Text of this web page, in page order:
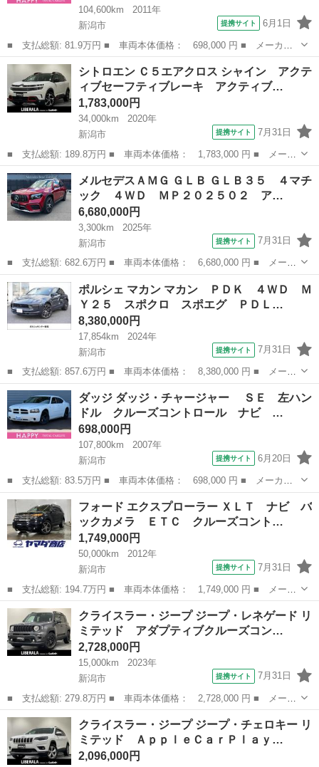
104,600km
2011年
新潟市
提携サイト 6月1日
■ 支払総額: 81.9万円 ■ 車両本体価格： 698,000 円 ■ メーカー
名： クライスラー・ジープ ■ 車種名： ジープ・パトリオット
■ グレード名： スポーツ 後期モデル ４ＷＤ ルーフレール ナ
ビ フルセグ...
新潟 新潟市 その他
シトロエン Ｃ５エアクロス シャイン アクテ
ィブセーフティブレーキ アクティブ…
1,783,000円
34,000km
2020年
新潟市
提携サイト 7月31日
■ 支払総額: 189.8万円 ■ 車両本体価格： 1,783,000 円 ■ メーカ
ー名： シトロエン ■ 車種名： Ｃ５エアクロス ■ グレード
名： シャイン アクティブセーフティブレーキ アクティブクルー
ズコントロー...
新潟 新潟市
メルセデスＡＭＧ ＧＬＢ ＧＬＢ３５ ４マチ
ック ４ＷＤ ＭＰ２０２５０２ ア…
6,680,000円
3,300km
2025年
新潟市
提携サイト 7月31日
■ 支払総額: 682.6万円 ■ 車両本体価格： 6,680,000 円 ■ メーカ
ー名： メルセデスＡＭＧ ■ 車種名： ＧＬＢ ■ グレード名：
ＧＬＢ３５ ４マチック ４ＷＤ ＭＰ２０２５０２ アドバンスド
パッケー...
新潟 新潟市
ポルシェ マカン マカン ＰＤＫ ４ＷＤ Ｍ
Ｙ２５ スポクロ スポエグ ＰＤＬ…
8,380,000円
17,854km
2024年
新潟市
提携サイト 7月31日
■ 支払総額: 857.6万円 ■ 車両本体価格： 8,380,000 円 ■ メーカ
ー名： ポルシェ ■ 車種名： マカン ■ グレード名： マカン
ＰＤＫ ４ＷＤ ＭＹ２５ スポクロ スポエグ ＰＤＬＳ＋ Ｓ
Ｒ ２１イ...
新潟 新潟市 その他
ダッジ ダッジ・チャージャー ＳＥ 左ハン
ドル クルーズコントロール ナビ …
698,000円
107,800km
2007年
新潟市
提携サイト 6月20日
■ 支払総額: 83.5万円 ■ 車両本体価格： 698,000 円 ■ メーカー
名： ダッジ ■ 車種名： ダッジ・チャージャー ■ グレード
名： ＳＥ 左ハンドル クルーズコントロール ナビ フルセグ
ＴＶ バックカメ...
新潟 新潟市 その他
フォード エクスプローラー ＸＬＴ ナビ バ
ックカメラ ＥＴＣ クルーズコント…
1,749,000円
50,000km
2012年
新潟市
提携サイト 7月31日
■ 支払総額: 194.7万円 ■ 車両本体価格： 1,749,000 円 ■ メーカ
ー名： フォード ■ 車種名： エクスプローラー ■ グレード
名： ＸＬＴ ナビ バックカメラ ＥＴＣ クルーズコントロー
ル 前方カメラ...
新潟 新潟市 その他
クライスラー・ジープ ジープ・レネゲード リ
ミテッド アダプティブクルーズコン…
2,728,000円
15,000km
2023年
新潟市
提携サイト 7月31日
■ 支払総額: 279.8万円 ■ 車両本体価格： 2,728,000 円 ■ メーカ
ー名： クライスラー・ジープ ■ 車種名： ジープ・レネゲード
■ グレード名： リミテッド アダプティブクルーズコントロール
ブライン...
新潟 新潟市 その他
クライスラー・ジープ ジープ・チェロキー リ
ミテッド ＡｐｐｌｅＣａｒＰｌａｙ…
2,096,000円